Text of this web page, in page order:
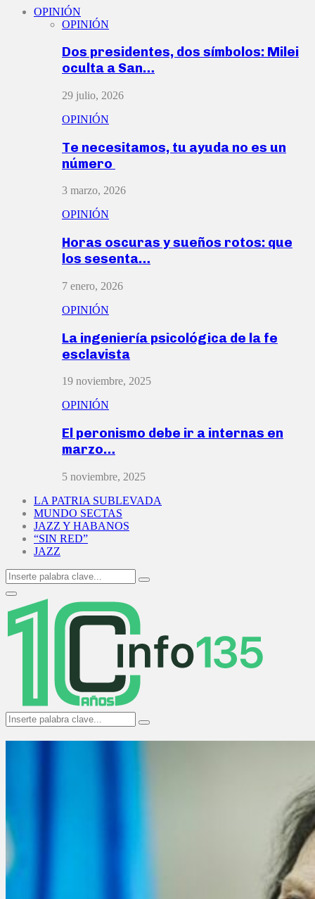
OPINIÓN
OPINIÓN
Dos presidentes, dos símbolos: Milei
oculta a San…
29 julio, 2026
OPINIÓN
Te necesitamos, tu ayuda no es un
número
3 marzo, 2026
OPINIÓN
Horas oscuras y sueños rotos: que
los sesenta…
7 enero, 2026
OPINIÓN
La ingeniería psicológica de la fe
esclavista
19 noviembre, 2025
OPINIÓN
El peronismo debe ir a internas en
marzo…
5 noviembre, 2025
LA PATRIA SUBLEVADA
MUNDO SECTAS
JAZZ Y HABANOS
“SIN RED”
JAZZ
Search
for:
Search
Primary
Menu
Search
for:
Search